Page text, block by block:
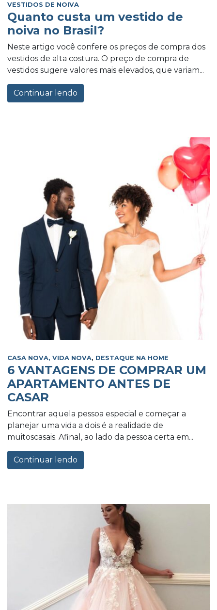
VESTIDOS DE NOIVA
Quanto custa um vestido de
noiva no Brasil?
Neste artigo você confere os preços de compra dos
vestidos de alta costura. O preço de compra de
vestidos sugere valores mais elevados, que variam...
Continuar lendo
CASA NOVA, VIDA NOVA, DESTAQUE NA HOME
6 VANTAGENS DE COMPRAR UM
APARTAMENTO ANTES DE
CASAR
Encontrar aquela pessoa especial e começar a
planejar uma vida a dois é a realidade de
muitoscasais. Afinal, ao lado da pessoa certa em...
Continuar lendo